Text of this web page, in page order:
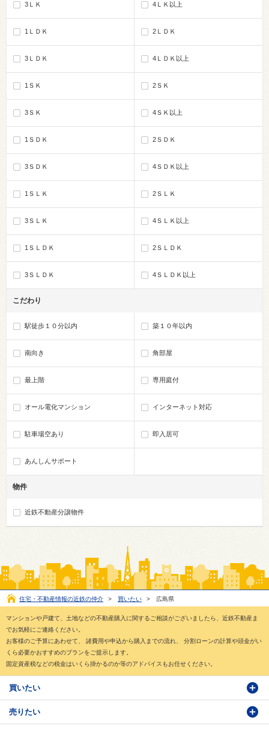
3ＬＫ 4ＬＫ以上
1ＬＤＫ 2ＬＤＫ
3ＬＤＫ 4ＬＤＫ以上
1ＳＫ 2ＳＫ
3ＳＫ 4ＳＫ以上
1ＳＤＫ 2ＳＤＫ
3ＳＤＫ 4ＳＤＫ以上
1ＳＬＫ 2ＳＬＫ
3ＳＬＫ 4ＳＬＫ以上
1ＳＬＤＫ 2ＳＬＤＫ
3ＳＬＤＫ 4ＳＬＤＫ以上
こだわり
駅徒歩１０分以内 築１０年以内
南向き 角部屋
最上階 専用庭付
オール電化マンション インターネット対応
駐車場空あり 即入居可
あんしんサポート
物件
近鉄不動産分譲物件
住宅・不動産情報の近鉄の仲介 > 買いたい > 広島県
マンションや戸建て、土地などの不動産購入に関するご相談がございましたら、近鉄不動産ま
でお気軽にご連絡ください。
お客様のご予算にあわせて、 諸費用や申込から購入までの流れ、 分割ローンの計算や頭金がい
くら必要かおすすめのプランをご提示します。
固定資産税などの税金はいくら掛かるのか等のアドバイスもお任せください。
買いたい
物件検索
売りたい